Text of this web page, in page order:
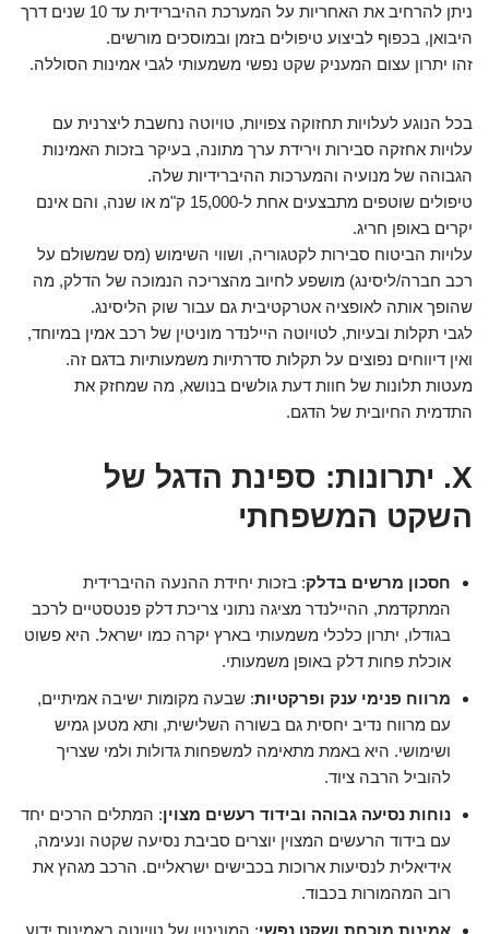
ניתן להרחיב את האחריות על המערכת ההיברידית עד 10 שנים דרך
היבואן, בכפוף לביצוע טיפולים בזמן ובמוסכים מורשים.
זהו יתרון עצום המעניק שקט נפשי משמעותי לגבי אמינות הסוללה.
בכל הנוגע לעלויות תחזוקה צפויות, טויוטה נחשבת ליצרנית עם
עלויות אחזקה סבירות וירידת ערך מתונה, בעיקר בזכות האמינות
הגבוהה של מנועיה והמערכות ההיברידיות שלה.
טיפולים שוטפים מתבצעים אחת ל-15,000 ק"מ או שנה, והם אינם
יקרים באופן חריג.
עלויות הביטוח סבירות לקטגוריה, ושווי השימוש (מס שמשולם על
רכב חברה/ליסינג) מושפע לחיוב מהצריכה הנמוכה של הדלק, מה
שהופך אותה לאופציה אטרקטיבית גם עבור שוק הליסינג.
לגבי תקלות ובעיות, לטויוטה היילנדר מוניטין של רכב אמין במיוחד,
ואין דיווחים נפוצים על תקלות סדרתיות משמעותיות בדגם זה.
מעטות תלונות של חוות דעת גולשים בנושא, מה שמחזק את
התדמית החיובית של הדגם.
X. יתרונות: ספינת הדגל של
השקט המשפחתי
חסכון מרשים בדלק: בזכות יחידת ההנעה ההיברידית
המתקדמת, ההיילנדר מציגה נתוני צריכת דלק פנטסטיים לרכב
בגודלו, יתרון כלכלי משמעותי בארץ יקרה כמו ישראל. היא פשוט
אוכלת פחות דלק באופן משמעותי.
מרווח פנימי ענק ופרקטיות: שבעה מקומות ישיבה אמיתיים,
עם מרווח נדיב יחסית גם בשורה השלישית, ותא מטען גמיש
ושימושי. היא באמת מתאימה למשפחות גדולות ולמי שצריך
להוביל הרבה ציוד.
נוחות נסיעה גבוהה ובידוד רעשים מצוין: המתלים הרכים יחד
עם בידוד הרעשים המצוין יוצרים סביבת נסיעה שקטה ונעימה,
אידיאלית לנסיעות ארוכות בכבישים ישראליים. הרכב מגהץ את
רוב המהמורות בכבוד.
אמינות מוכחת ושקט נפשי: המוניטין של טויוטה באמינות ידוע,